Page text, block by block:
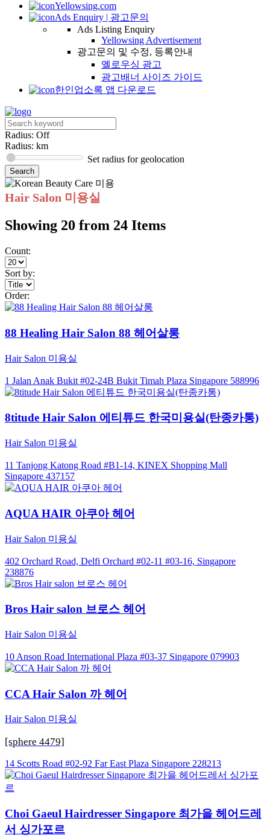
Yellowsing.com
Ads Enquiry | 광고문의
Ads Listing Enquiry
Yellowsing Advertisement
광고문의 및 수정, 등록안내
옐로우싱 광고
광고배너 사이즈 가이드
한인업소록 앱 다운로드
Radius: Off
Radius: km
Set radius for geolocation
Hair Salon 미용실
Showing 20 from 24 Items
Count:
Sort by:
Order:
88 Healing Hair Salon 88 헤어살롱
Hair Salon 미용실
1 Jalan Anak Bukit #02-24B Bukit Timah Plaza Singapore 588996
8titude Hair Salon 에티튜드 한국미용실(탄종카통)
Hair Salon 미용실
11 Tanjong Katong Road #B1-14, KINEX Shopping Mall
Singapore 437157
AQUA HAIR 아쿠아 헤어
Hair Salon 미용실
402 Orchard Road, Delfi Orchard #02-11 #03-16, Singapore
238876
Bros Hair salon 브로스 헤어
Hair Salon 미용실
10 Anson Road International Plaza #03-37 Singapore 079903
CCA Hair Salon 까 헤어
Hair Salon 미용실
[sphere 4479]
14 Scotts Road #02-92 Far East Plaza Singapore 228213
Choi Gaeul Hairdresser Singapore 최가을 헤어드레
서 싱가포르